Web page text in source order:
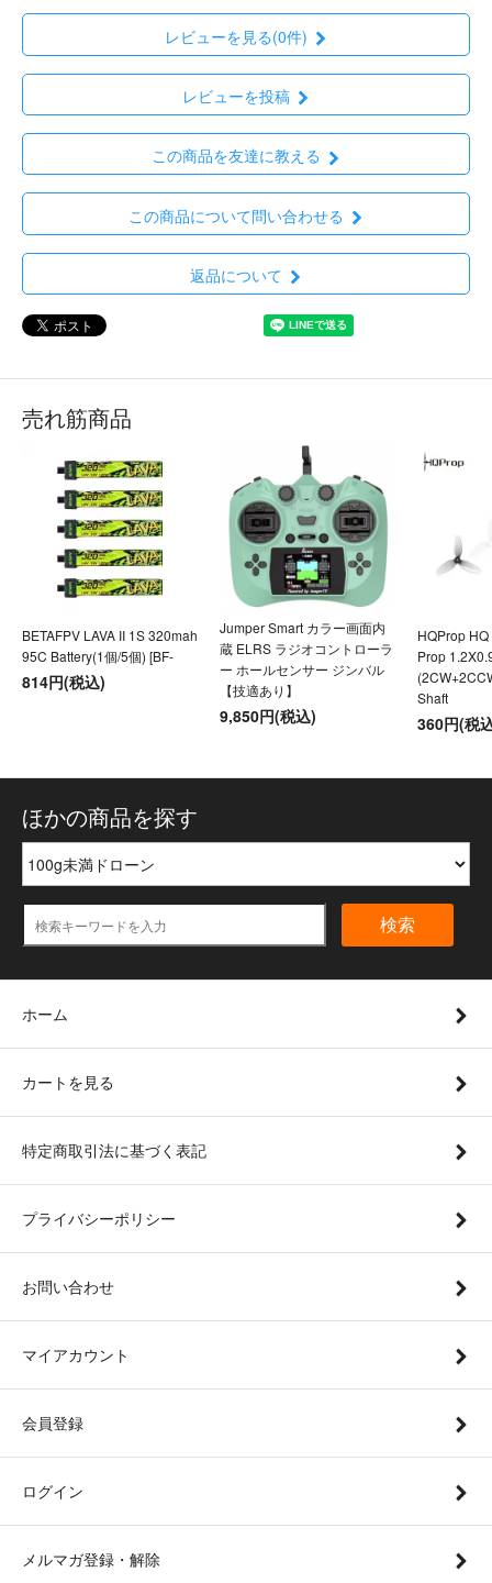
レビューを見る(0件)
レビューを投稿
この商品を友達に教える
この商品について問い合わせる
返品について
売れ筋商品
BETAFPV LAVA II 1S 320mah
95C Battery(1個/5個) [BF-
814円(税込)
Jumper Smart カラー画面内
蔵 ELRS ラジオコントローラ
ー ホールセンサー ジンバル
【技適あり】
9,850円(税込)
HQProp
Prop
Shaft
360円(税
ほかの商品を探す
検索
ホーム
カートを見る
特定商取引法に基づく表記
プライバシーポリシー
お問い合わせ
マイアカウント
会員登録
ログイン
メルマガ登録・解除